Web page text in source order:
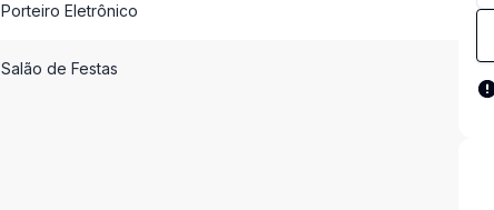
Porteiro Eletrônico
Salão de Festas